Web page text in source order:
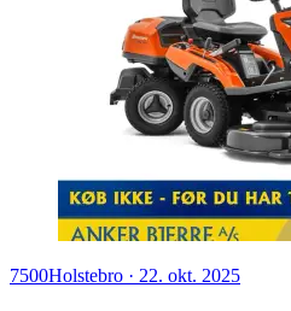
7500Holstebro · 22. okt. 2025